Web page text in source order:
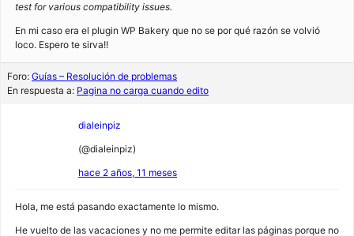
test for various compatibility issues.
En mi caso era el plugin WP Bakery que no se por qué razón se volvió
loco. Espero te sirva!!
Foro: Guías – Resolución de problemas
En respuesta a: Pagina no carga cuando edito
dialeinpiz
(@dialeinpiz)
hace 2 años, 11 meses
Hola, me está pasando exactamente lo mismo.
He vuelto de las vacaciones y no me permite editar las páginas porque no